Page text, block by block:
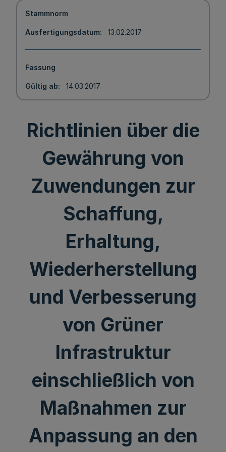
Stammnorm
Ausfertigungsdatum 13.02.2017
Fassung
Gültig ab 14.03.2017
Richtlinien über die
Gewährung von
Zuwendungen zur
Schaffung,
Erhaltung,
Wiederherstellung
und Verbesserung
von Grüner
Infrastruktur
einschließlich von
Maßnahmen zur
Anpassung an den